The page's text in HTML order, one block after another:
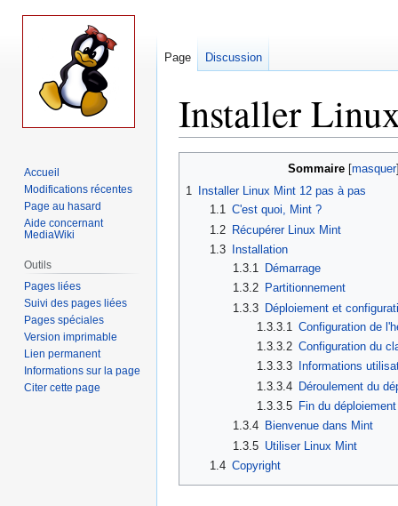
Installer
Sommaire
1
Installer Linux Mint 12 pas à pas
1.1 C'est quoi, Mint ?
1.2
Récupérer Linux Mint
1.3
Installation
1.3.1 Démarrage
1.3.2 Partitionnement
1.3.3 Déploiement et
1.3.3.1
Configuration de
1.3.3.2 Configuration du
1.3.3.3
Informations
1.3.3.4 Déroulement du
1.3.3.5
Fin du déploiement
1.3.4 Bienvenue dans Mint
1.3.5 Utiliser Linux Mint
1.4 Copyright
Page Discussion
Accueil
Modifications récentes
Page au hasard
Aide concernant
MediaWiki
Outils
Pages liées
Suivi des pages liées
Pages spéciales
Version imprimable
Lien permanent
Informations sur la page
Citer cette page